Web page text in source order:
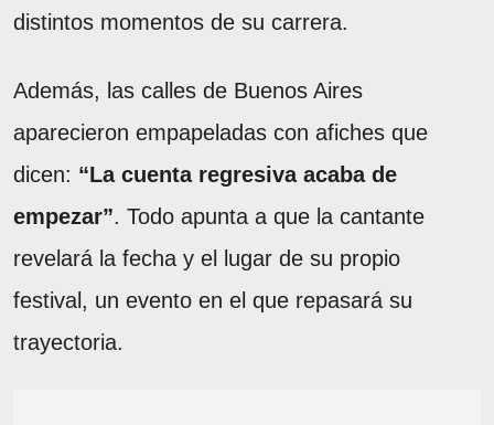
distintos momentos de su carrera.
Además, las calles de Buenos Aires
aparecieron empapeladas con afiches que
dicen: “La cuenta regresiva acaba de
empezar”. Todo apunta a que la cantante
revelará la fecha y el lugar de su propio
festival, un evento en el que repasará su
trayectoria.